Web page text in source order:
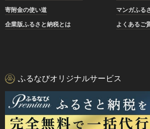
寄附金の使い道
マンガふる
企業版ふるさと納税とは
よくあるご
ふるなびオリジナルサービス